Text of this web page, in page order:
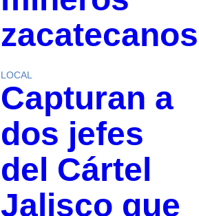
zacatecanos
LOCAL
Capturan a
dos jefes
del Cártel
Jalisco que